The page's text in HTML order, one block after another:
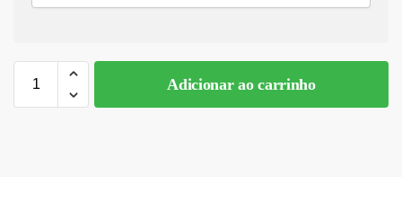
Adicionar ao carrinho